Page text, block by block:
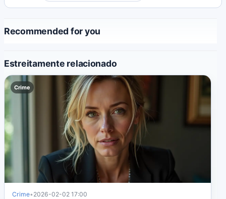
evolução do Japão.
Recommended for you
Estreitamente relacionado
Crime
Crime• 2026-02-02 17:00